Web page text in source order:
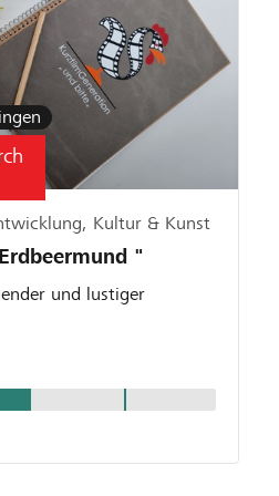
Kultur & Kunst
"
und lustiger